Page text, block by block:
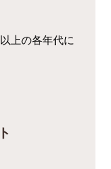
上の各年代に